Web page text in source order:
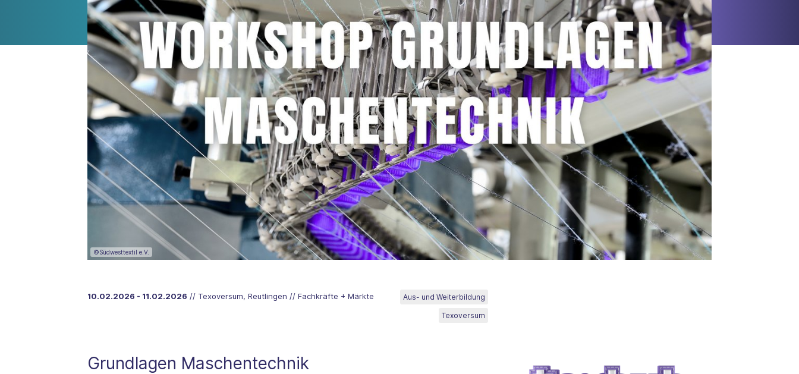
©Südwesttextil e.V.
10.02.2026 - 11.02.2026 // Texoversum, Reutlingen // Fachkräfte + Märkte Aus- und Weiterbildung
Texoversum
Grundlagen Maschentechnik